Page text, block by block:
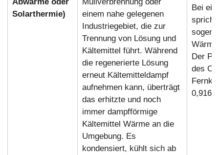
Solarthermie)
einem nahe gelegenen
Industriegebiet, die zur
Trennung von Lösung und
Kältemittel führt. Während
die regenerierte Lösung
erneut Kältemitteldampf
aufnehmen kann, überträgt
das erhitzte und noch
immer dampfförmige
Kältemittel Wärme an die
Umgebung. Es
kondensiert, kühlt sich ab
Bei
spricht
Der
des
0,916)